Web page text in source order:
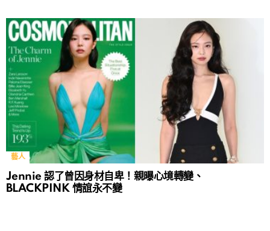
藝人
Jennie 認了曾因身材自卑！親曝心境轉變、
BLACKPINK 情誼永不變